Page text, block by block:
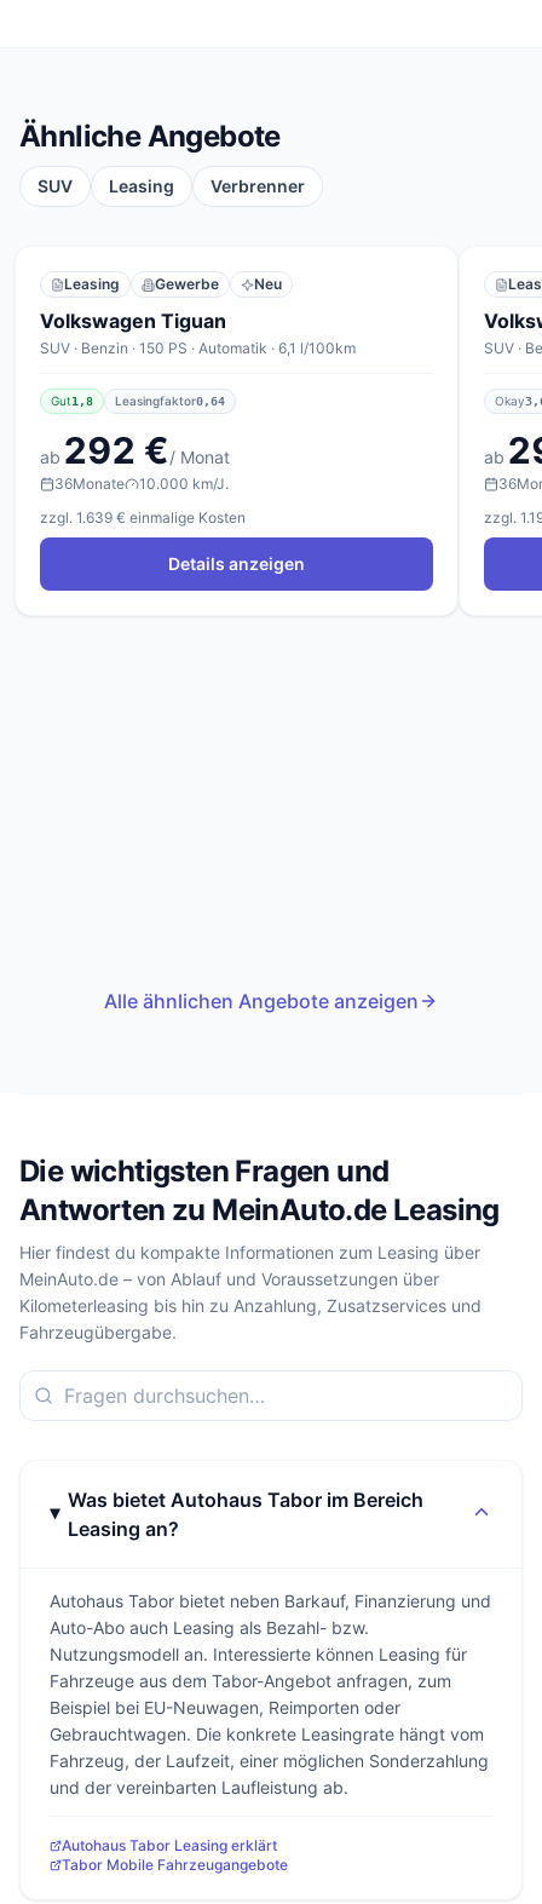
Ähnliche Angebote
SUV Leasing Verbrenner
Leasing Gewerbe Neu
Volkswagen Tiguan
SUV · Benzin · 150 PS · Automatik · 6,1 l/100km
Gut1,8 Leasingfaktor0,64
ab 292 €/ Monat
36Monate
10.000 km/J.
zzgl. 1.639 € einmalige Kosten
Details anzeigen
SUV ·
Okay
ab
36
zzgl.
Alle ähnlichen Angebote anzeigen
Die wichtigsten Fragen und
Antworten zu MeinAuto.de Leasing
Hier findest du kompakte Informationen zum Leasing über
MeinAuto.de – von Ablauf und Voraussetzungen über
Kilometerleasing bis hin zu Anzahlung, Zusatzservices und
Fahrzeugübergabe.
Was bietet Autohaus Tabor im Bereich
Leasing an?
Autohaus Tabor bietet neben Barkauf, Finanzierung und
Auto-Abo auch Leasing als Bezahl- bzw.
Nutzungsmodell an. Interessierte können Leasing für
Fahrzeuge aus dem Tabor-Angebot anfragen, zum
Beispiel bei EU-Neuwagen, Reimporten oder
Gebrauchtwagen. Die konkrete Leasingrate hängt vom
Fahrzeug, der Laufzeit, einer möglichen Sonderzahlung
und der vereinbarten Laufleistung ab.
Autohaus Tabor Leasing erklärt
Tabor Mobile Fahrzeugangebote